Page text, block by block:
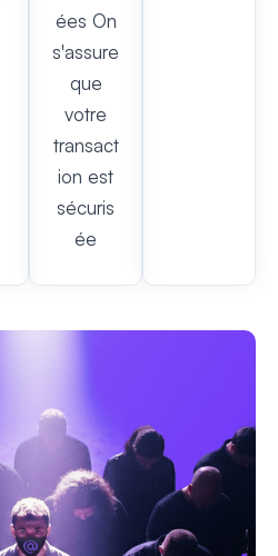
ées On
s'assure
que
votre
transact
ion est
sécuris
ée